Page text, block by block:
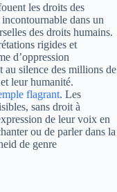
les droits des
dans un
des droits humains.
rigides et
d’oppression
au silence des millions de
leur humanité.
flagrant. Les
sans droit à
de leur voix en
ou de parler dans la
de genre